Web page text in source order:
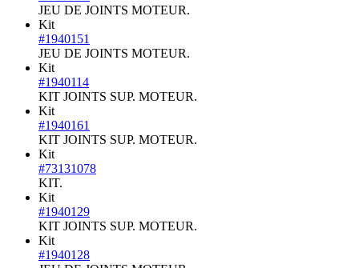
JEU DE JOINTS MOTEUR.
Kit
#1940151
JEU DE JOINTS MOTEUR.
Kit
#1940114
KIT JOINTS SUP. MOTEUR.
Kit
#1940161
KIT JOINTS SUP. MOTEUR.
Kit
#73131078
KIT.
Kit
#1940129
KIT JOINTS SUP. MOTEUR.
Kit
#1940128